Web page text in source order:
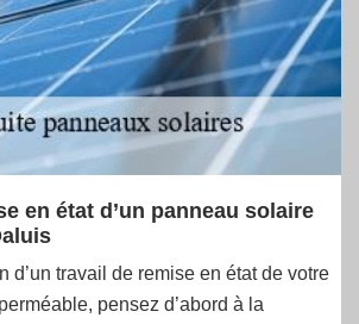
en état d’un panneau solaire
d’un travail de remise en état de votre
pensez d’abord à la